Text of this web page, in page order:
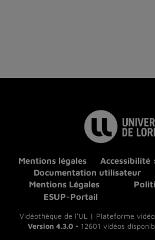
Mentions légales
Accessibilité
Documentation utilisateur
Mentions Légales
ESUP-Portail
Vidéothèque de l'UL | Plateforme
Version 4.3.0 • 12601 vidéos